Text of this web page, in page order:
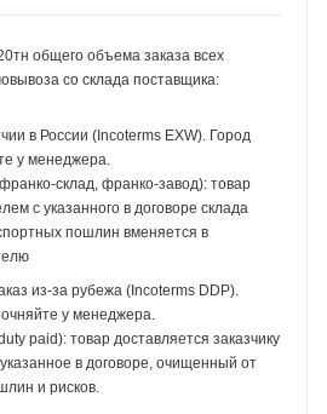
общего объема заказа всех
со склада поставщика:
в России (Incoterms EXW). Город
у менеджера.
склад, франко-завод): товар
с указанного в договоре склада
пошлин вменяется в
из-за рубежа (Incoterms DDP).
у менеджера.
paid): товар доставляется заказчику
в договоре, очищенный от
и рисков.